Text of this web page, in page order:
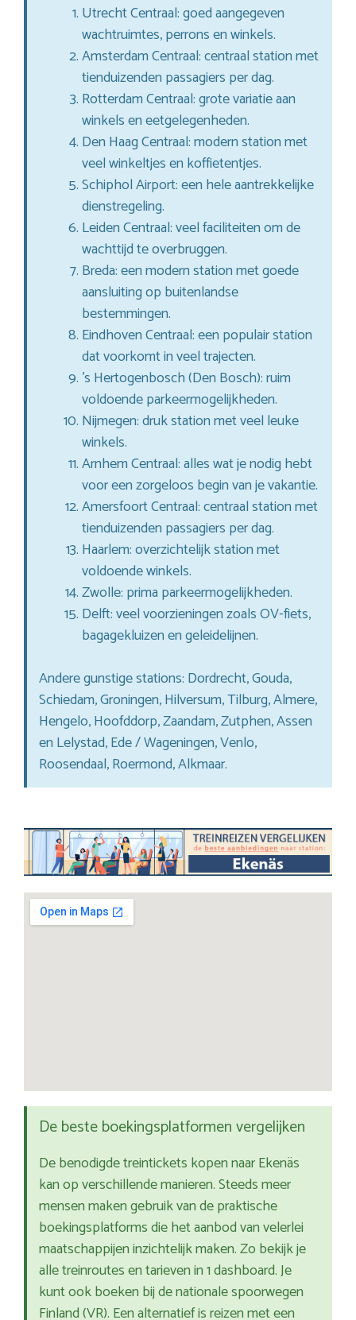
Utrecht Centraal: goed aangegeven
wachtruimtes, perrons en winkels.
Amsterdam Centraal: centraal station met
tienduizenden passagiers per dag.
Rotterdam Centraal: grote variatie aan
winkels en eetgelegenheden.
Den Haag Centraal: modern station met
veel winkeltjes en koffietentjes.
Schiphol Airport: een hele aantrekkelijke
dienstregeling.
Leiden Centraal: veel faciliteiten om de
wachttijd te overbruggen.
Breda: een modern station met goede
aansluiting op buitenlandse
bestemmingen.
Eindhoven Centraal: een populair station
dat voorkomt in veel trajecten.
’s Hertogenbosch (Den Bosch): ruim
voldoende parkeermogelijkheden.
Nijmegen: druk station met veel leuke
winkels.
Arnhem Centraal: alles wat je nodig hebt
voor een zorgeloos begin van je vakantie.
Amersfoort Centraal: centraal station met
tienduizenden passagiers per dag.
Haarlem: overzichtelijk station met
voldoende winkels.
Zwolle: prima parkeermogelijkheden.
Delft: veel voorzieningen zoals OV-fiets,
bagagekluizen en geleidelijnen.
Andere gunstige stations: Dordrecht, Gouda,
Schiedam, Groningen, Hilversum, Tilburg, Almere,
Hengelo, Hoofddorp, Zaandam, Zutphen, Assen
en Lelystad, Ede / Wageningen, Venlo,
Roosendaal, Roermond, Alkmaar.
De beste boekingsplatformen vergelijken
De benodigde treintickets kopen naar Ekenäs
kan op verschillende manieren. Steeds meer
mensen maken gebruik van de praktische
boekingsplatforms die het aanbod van velerlei
maatschappijen inzichtelijk maken. Zo bekijk je
alle treinroutes en tarieven in 1 dashboard. Je
kunt ook boeken bij de nationale spoorwegen
Finland (VR). Een alternatief is reizen met een